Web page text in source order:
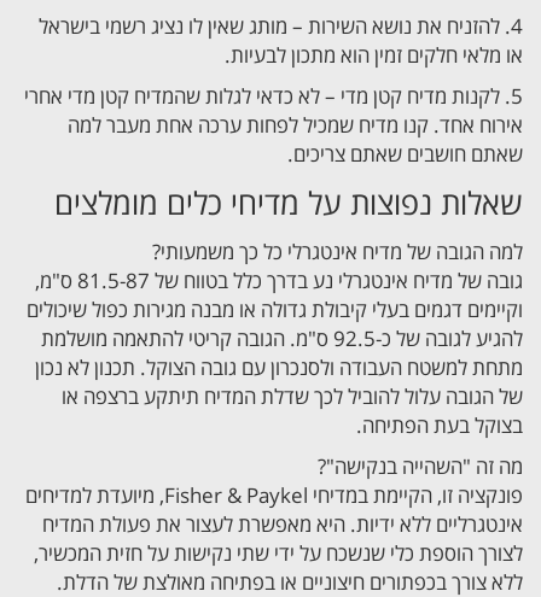
4. להזניח את נושא השירות – מותג שאין לו נציג רשמי בישראל
או מלאי חלקים זמין הוא מתכון לבעיות.
5. לקנות מדיח קטן מדי – לא כדאי לגלות שהמדיח קטן מדי אחרי
אירוח אחד. קנו מדיח שמכיל לפחות ערכה אחת מעבר למה
שאתם חושבים שאתם צריכים.
שאלות נפוצות על מדיחי כלים מומלצים
למה הגובה של מדיח אינטגרלי כל כך משמעותי?
גובה של מדיח אינטגרלי נע בדרך כלל בטווח של 81.5-87 ס"מ,
וקיימים דגמים בעלי קיבולת גדולה או מבנה מגירות כפול שיכולים
להגיע לגובה של כ-92.5 ס"מ. הגובה קריטי להתאמה מושלמת
מתחת למשטח העבודה ולסנכרון עם גובה הצוקל. תכנון לא נכון
של הגובה עלול להוביל לכך שדלת המדיח תיתקע ברצפה או
בצוקל בעת הפתיחה.
מה זה "השהייה בנקישה"?
פונקציה זו, הקיימת במדיחי Fisher & Paykel, מיועדת למדיחים
אינטגרליים ללא ידיות. היא מאפשרת לעצור את פעולת המדיח
לצורך הוספת כלי שנשכח על ידי שתי נקישות על חזית המכשיר,
ללא צורך בכפתורים חיצוניים או בפתיחה מאולצת של הדלת.